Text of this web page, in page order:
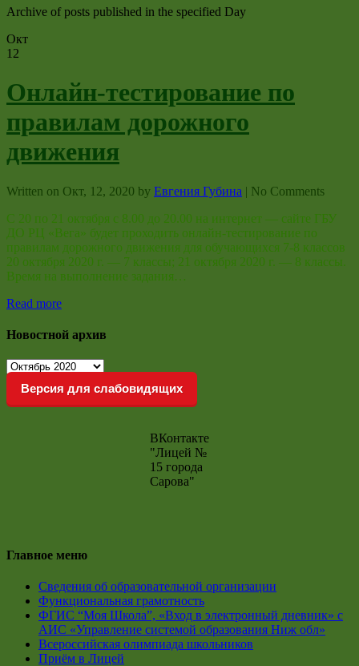
Archive of posts published in the specified Day
Окт
12
Онлайн-тестирование по
правилам дорожного
движения
Written on Окт, 12, 2020 by Евгения Губина | No Comments
С 20 по 21 октября c 8.00 до 20.00 на интернет — сайте ГБУ
ДО РЦ «Вега» будет проходить онлайн-тестирование по
правилам дорожного движения для обучающихся 7-8 классов
20 октября 2020 г. — 7 классы; 21 октября 2020 г. — 8 классы.
Время на выполнение задания…
Read more
Новостной архив
Новостной
архив
Версия для слабовидящих
ВКонтакте
"Лицей №
15 города
Сарова"
Главное меню
Сведения об образовательной организации
Функциональная грамотность
ФГИС “Моя Школа”, «Вход в электронный дневник» с
АИС «Управление системой образования Ниж обл»
Всероссийская олимпиада школьников
Приём в Лицей